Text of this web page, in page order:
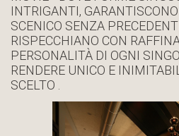
INTRIGANTI,
SCENICO SENZA
RISPECCHIANO CON
PERSONALITÀ DI OGNI
RENDERE UNICO E
SCELTO .